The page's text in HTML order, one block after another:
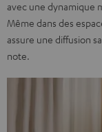
avec une dynamique
Même dans des
assure une diffusion
note.